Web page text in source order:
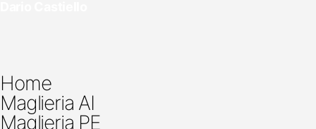
Home
Maglieria AI
Maglieria PE